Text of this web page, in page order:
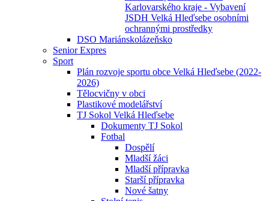
Karlovarského kraje - Vybavení
JSDH Velká Hleďsebe osobními
ochrannými prostředky
DSO Mariánskolázeňsko
Senior Expres
Sport
Plán rozvoje sportu obce Velká Hleďsebe (2022-
2026)
Tělocvičny v obci
Plastikové modelářství
TJ Sokol Velká Hleďsebe
Dokumenty TJ Sokol
Fotbal
Dospělí
Mladší žáci
Mladší přípravka
Starší přípravka
Nové šatny